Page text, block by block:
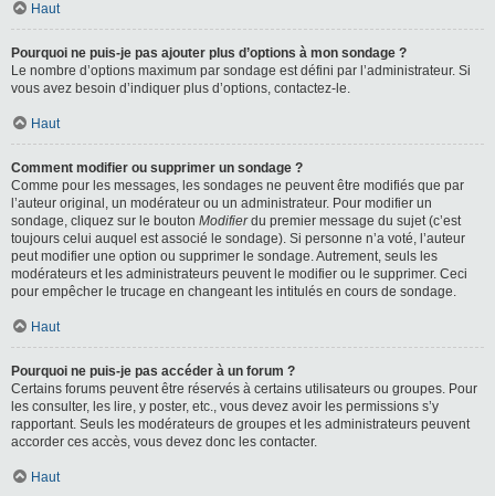
Haut
Pourquoi ne puis-je pas ajouter plus d’options à mon sondage ?
Le nombre d’options maximum par sondage est défini par l’administrateur. Si
vous avez besoin d’indiquer plus d’options, contactez-le.
Haut
Comment modifier ou supprimer un sondage ?
Comme pour les messages, les sondages ne peuvent être modifiés que par
l’auteur original, un modérateur ou un administrateur. Pour modifier un
sondage, cliquez sur le bouton Modifierdu premier message du sujet (c’est
toujours celui auquel est associé le sondage). Si personne n’a voté, l’auteur
peut modifier une option ou supprimer le sondage. Autrement, seuls les
modérateurs et les administrateurs peuvent le modifier ou le supprimer. Ceci
pour empêcher le trucage en changeant les intitulés en cours de sondage.
Haut
Pourquoi ne puis-je pas accéder à un forum ?
Certains forums peuvent être réservés à certains utilisateurs ou groupes. Pour
les consulter, les lire, y poster, etc., vous devez avoir les permissions s’y
rapportant. Seuls les modérateurs de groupes et les administrateurs peuvent
accorder ces accès, vous devez donc les contacter.
Haut